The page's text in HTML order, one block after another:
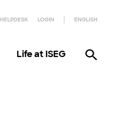
HELPDESK LOGIN ENGLISH
Life at ISEG